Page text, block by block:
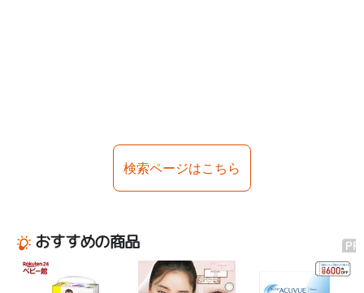
検索ページはこちら
おすすめの商品